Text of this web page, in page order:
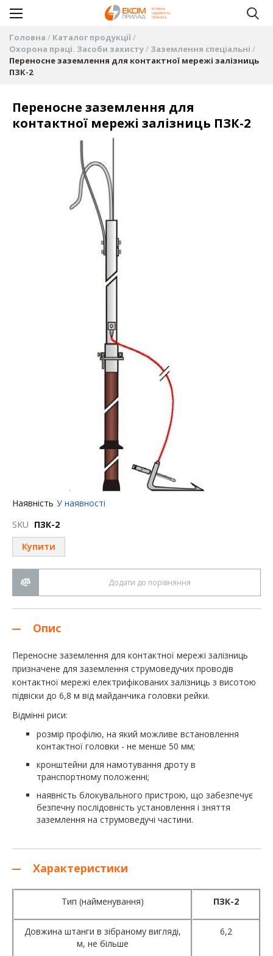
Головна
Каталог продукції
Охорона праці. Засоби захисту
Заземлення спеціальні
Переносне заземлення для контактної мережі залізниць
ПЗК-2
Переносне заземлення для
контактної мережі залізниць ПЗК-2
початку
зображень
Наявність У наявності
SKU ПЗК-2
Купити
Додати до порівняння
Опис
Переносне заземлення для контактної мережі залізниць
призначене для заземлення струмоведучих проводів
контактної мережі електрифікованих залізниць з висотою
підвіски до 6,8 м від майданчика головки рейки.
Відмінні риси:
розмір профілю, на який можливе встановлення
контактної головки - не менше 50 мм;
кронштейни для намотування дроту в
транспортному положенні;
наявність блокувального пристрою, що забезпечує
безпечну послідовність установлення і зняття
заземлення на струмоведучі частини.
Характеристики
Тип (найменування) ПЗК-2
Довжина штанги в зібраному вигляді,
м, не більше
6,2